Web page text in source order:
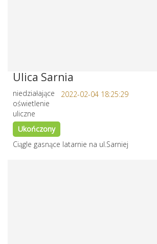
Ulica Sarnia
2022-02-04 18:25:29
niedziałające
oświetlenie
uliczne
Ukończony
Ciągle gasnące latarnie na ul.Sarniej